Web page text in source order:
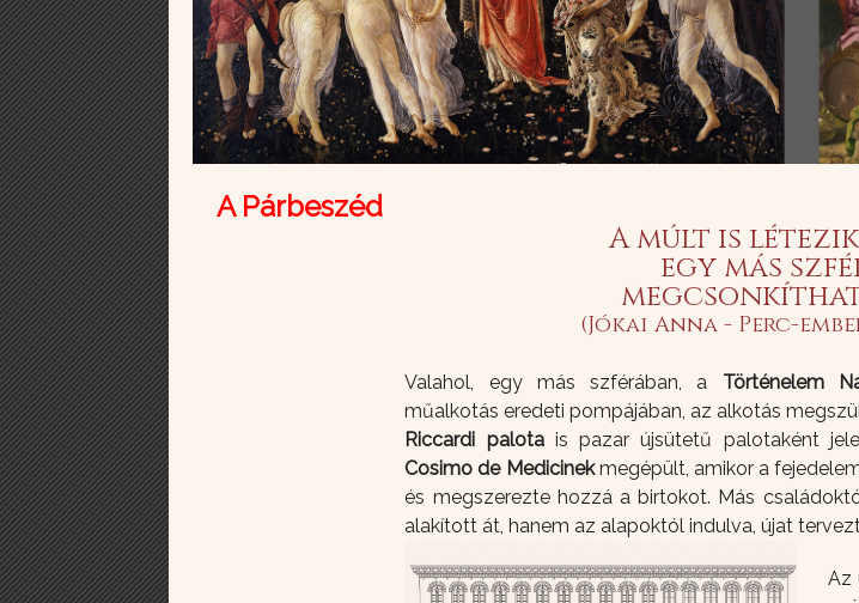
A Párbeszéd
A múlt is
egy más
(Jókai Anna - Perc-
Valahol, egy más szférában, a Történelem
műalkotás eredeti pompájában, az alkotás
Riccardi palotais pazar újsütetű palotaként
Cosimo de Medicinekmegépült, amikor a
és megszerezte hozzá a birtokot. Más
alakított át, hanem az alapoktól indulva, újat
Az